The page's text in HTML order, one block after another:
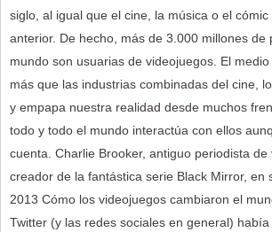
siglo, al igual que el cine, la música o el
anterior. De hecho, más de 3.000 millones de
mundo son usuarias de videojuegos. El
más que las industrias combinadas del cine,
y empapa nuestra realidad desde muchos
todo y todo el mundo interactúa con ellos
cuenta. Charlie Brooker, antiguo periodista de
creador de la fantástica serie Black Mirror, en
2013 Cómo los videojuegos cambiaron el
Twitter (y las redes sociales en general)